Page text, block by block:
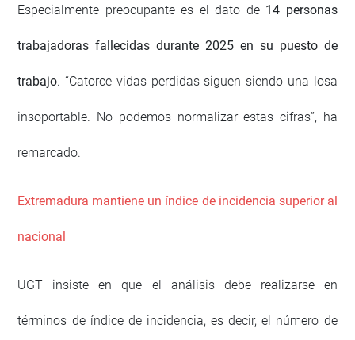
Especialmente preocupante es el dato de 14 personas
trabajadoras fallecidas durante 2025 en su puesto de
trabajo. “Catorce vidas perdidas siguen siendo una losa
insoportable. No podemos normalizar estas cifras”, ha
remarcado.
Extremadura mantiene un índice de incidencia superior al
nacional
UGT insiste en que el análisis debe realizarse en
términos de índice de incidencia, es decir, el número de